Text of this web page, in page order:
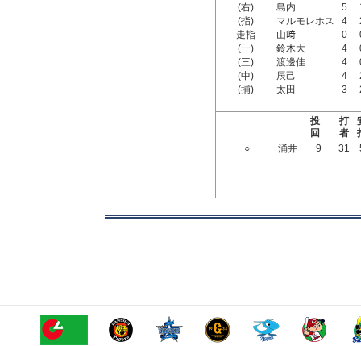
(右)
島内 5
(指)
マルモレホス 4
走指
山﨑 0
(一)
鈴木大 4
(三)
渡邊佳 4
(中)
辰己 4
(捕)
太田 3
投
回
打
者
○
涌井 9 31